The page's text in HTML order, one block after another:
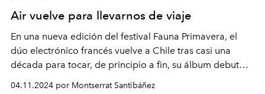
Air vuelve para llevarnos de viaje
En una nueva edición del festival Fauna Primavera, el
dúo electrónico francés vuelve a Chile tras casi una
década para tocar, de principio a fin, su álbum debut
04.11.2024 por Montserrat Santibáñez